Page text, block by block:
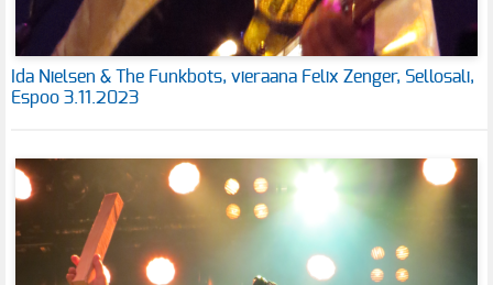
Ida Nielsen & The Funkbots, vieraana Felix Zenger, Sellosali,
Espoo 3.11.2023